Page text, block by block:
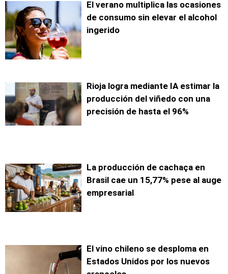
El verano multiplica las ocasiones
de consumo sin elevar el alcohol
ingerido
Rioja logra mediante IA estimar la
producción del viñedo con una
precisión de hasta el 96%
La producción de cachaça en
Brasil cae un 15,77% pese al auge
empresarial
El vino chileno se desploma en
Estados Unidos por los nuevos